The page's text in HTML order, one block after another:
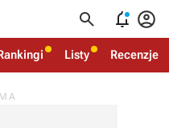
  
Listy Recenzje